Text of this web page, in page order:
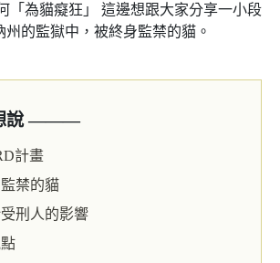
「為貓癡狂」 這邊想跟大家分享一小段
州的監獄中，被終身監禁的貓。
說 ———
計畫
禁的貓
刑人的影響